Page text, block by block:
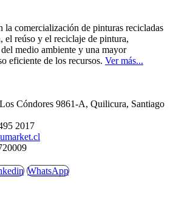
la comercialización de pinturas recicladas
el reúso y el reciclaje de pintura,
medio ambiente y una mayor
eficiente de los recursos. Ver más...
Cóndores 9861-A, Quilicura, Santiago
2017
WhatsApp